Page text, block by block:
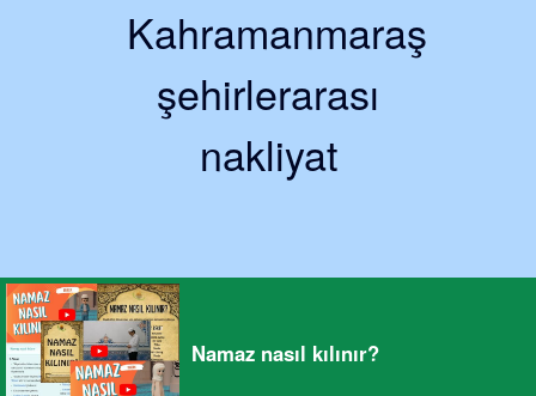
Kahramanmaraş
şehirlerarası
nakliyat
Namaz nasıl kılınır?